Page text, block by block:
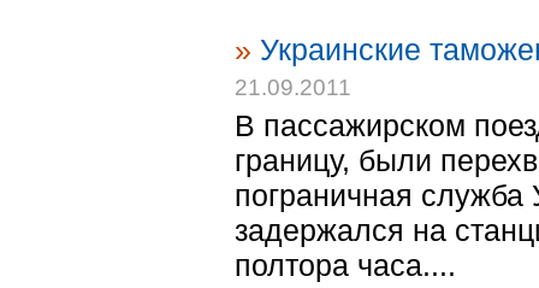
» Украинские
21.09.2011
В пассажирском
границу, были
пограничная
задержался на
полтора часа....